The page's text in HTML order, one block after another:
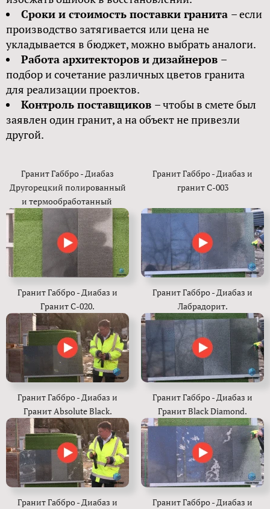
Сроки и стоимость поставки гранита – если
производство затягивается или цена не
укладывается в бюджет, можно выбрать аналоги.
Работа архитекторов и дизайнеров –
подбор и сочетание различных цветов гранита
для реализации проектов.
Контроль поставщиков – чтобы в смете был
заявлен один гранит, а на объект не привезли
другой.
Гранит Габбро - Диабаз
Другорецкий полированный
и термообработанный
Гранит Габбро - Диабаз и
гранит С-003
Гранит Габбро - Диабаз и
Гранит С-020.
Гранит Габбро - Диабаз и
Лабрадорит.
Гранит Габбро - Диабаз и
Гранит Absolute Black.
Гранит Габбро - Диабаз и
Гранит Black Diamond.
Гранит Габбро - Диабаз и
Гранит Габбро - Диабаз и